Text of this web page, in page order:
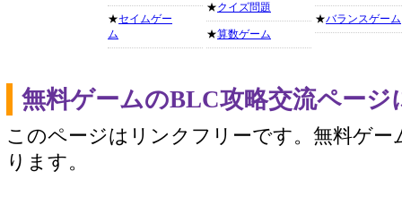
★セイムゲー
ム
★クイズ問題
★算数ゲーム
★バランスゲーム
無料ゲームのBLC攻略交流ページ
このページはリンクフリーです。無料ゲー
ります。